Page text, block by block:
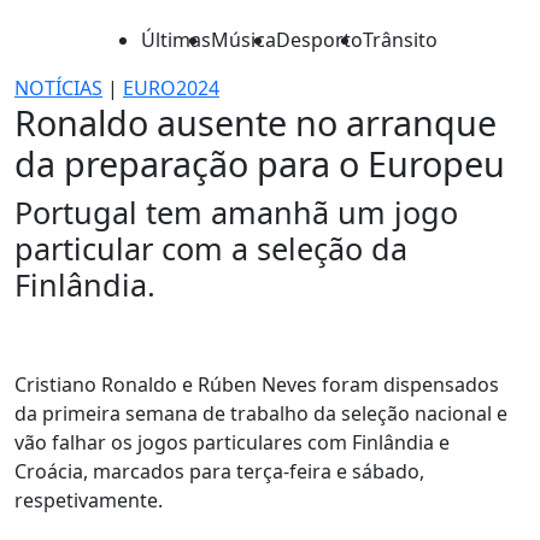
ÚltimasMúsicaDesportoTrânsito
NOTÍCIAS | EURO2024
Ronaldo ausente no arranque
da preparação para o Europeu
Portugal tem amanhã um jogo
particular com a seleção da
Finlândia.
Cristiano Ronaldo e Rúben Neves foram dispensados
da primeira semana de trabalho da seleção nacional e
vão falhar os jogos particulares com Finlândia e
Croácia, marcados para terça-feira e sábado,
respetivamente.